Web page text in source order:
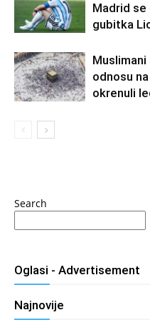
Madrid
gubitka
odnosu
okrenuli
Search
Oglasi - Advertisement
Najnovije